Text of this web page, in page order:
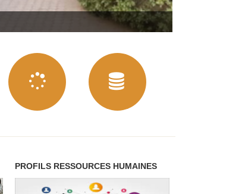
PROFILS RESSOURCES HUMAINES